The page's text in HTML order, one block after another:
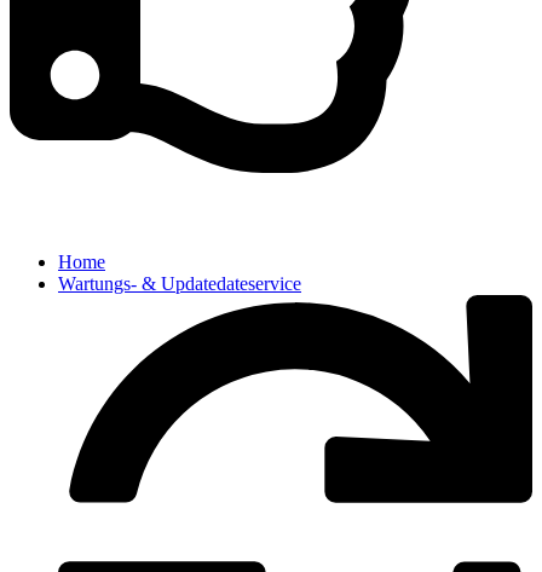
Home
Wartungs- & Updatedateservice